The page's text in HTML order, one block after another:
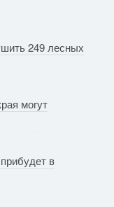
249 лесных
могут
в